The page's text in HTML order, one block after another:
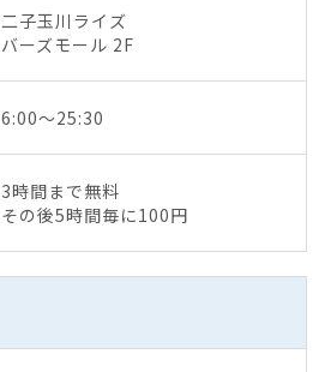
二子玉川ライズ
バーズモール 2F
6:00～25:30
3時間まで無料
その後5時間毎に100円